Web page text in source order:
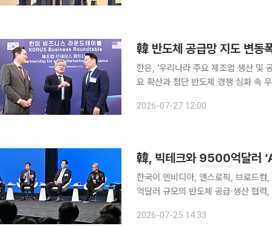
韓 반도체 공급망 지도 변동
한은, '우리나라 주요 제조업 생산 및 공급망지
요 확산과 첨단 반도체 경쟁 심화 속
장비 부문에서는 네덜란드에 대한 수
2026-07-27 12:00
한국이 엔비디아, 앤스로픽, 브로드
억달러 규모의 반도체 공급·생산 협
AI 협력 플랫폼으로 도약할 것이란 기
2026-07-25 14:33